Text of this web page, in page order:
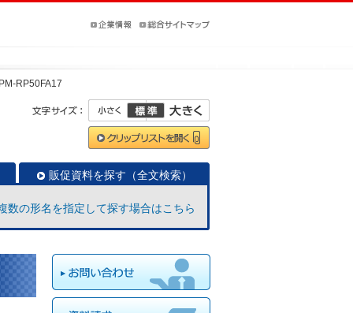
RP50FA17
販促資料を探す（全文検索）
数の形名を指定して探す場合はこちら